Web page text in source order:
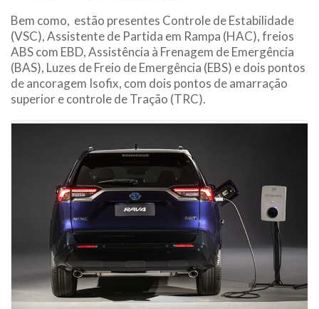
Bem como, estão presentes Controle de Estabilidade
(VSC), Assistente de Partida em Rampa (HAC), freios
ABS com EBD, Assistência à Frenagem de Emergência
(BAS), Luzes de Freio de Emergência (EBS) e dois pontos
de ancoragem Isofix, com dois pontos de amarração
superior e controle de Tração (TRC).